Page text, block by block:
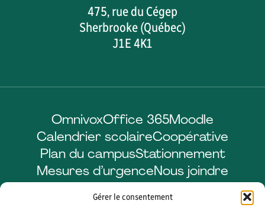
Gérer le consentement
475, rue du Cégep
Sherbrooke (Québec)
J1E 4K1
OmnivoxOffice 365Moodle
Calendrier scolaireCoopérative
Plan du campusStationnement
Mesures d’urgenceNous joindre